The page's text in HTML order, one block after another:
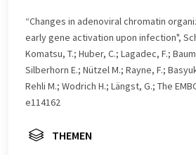
“Changes in adenoviral chromatin
early gene activation upon infection",
Komatsu, T.; Huber, C.; Lagadec, F.;
Silberhorn E.; Nützel M.; Rayne, F.;
Rehli M.; Wodrich H.; Längst, G.; The
e114162
THEMEN